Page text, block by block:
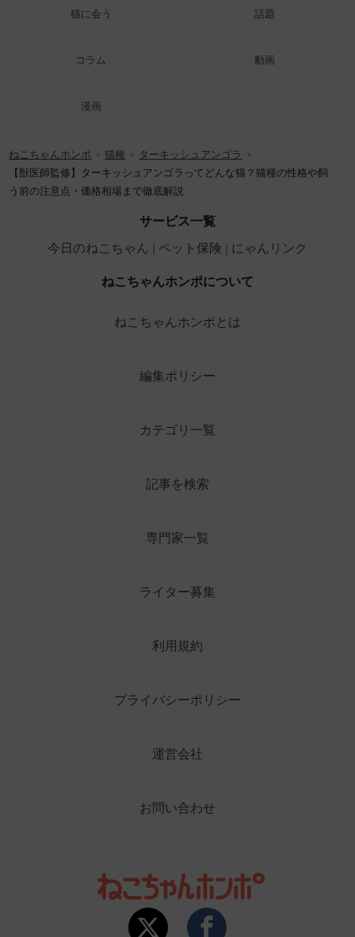
猫に会う 話題
コラム 動画
漫画
ねこちゃんホンポ 猫種
ターキッシュアンゴラ
【獣医師監修】ターキッシュアンゴラってどんな猫？猫種の性格や飼
う前の注意点・価格相場まで徹底解説
サービス一覧
今日のねこちゃん
ペット保険 にゃんリンク
ねこちゃんホンポについて
ねこちゃんホンポとは
編集ポリシー
カテゴリ一覧
記事を検索
専門家一覧
ライター募集
利用規約
プライバシーポリシー
運営会社
お問い合わせ